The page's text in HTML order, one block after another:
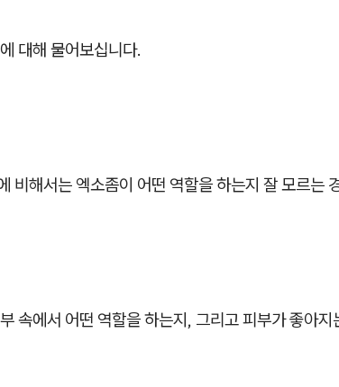
대해 물어보십니다.
비해서는 엑소좀이 어떤 역할을 하는지 잘 모르는
속에서 어떤 역할을 하는지, 그리고 피부가 좋아지